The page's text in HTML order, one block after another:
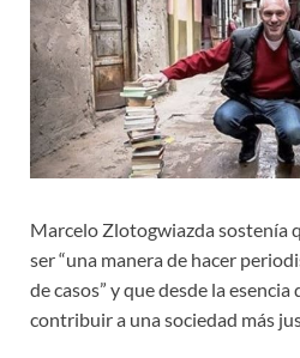
Marcelo Zlotogwiazda sostenía
ser “una manera de hacer
de casos” y que desde la
contribuir a una sociedad más